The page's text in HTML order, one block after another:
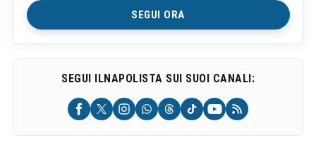
SEGUI ORA
SEGUI ILNAPOLISTA SUI SUOI CANALI: